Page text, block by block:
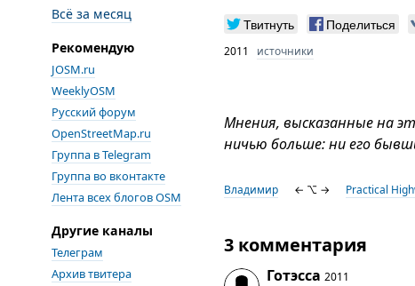
Всё за месяц
Рекомендую
JOSM.ru
WeeklyOSM
Русский форум
OpenStreetMap.ru
Группа в Telegram
Группа во вконтакте
Лента всех блогов OSM
Другие каналы
Телеграм
Архив твитера
Твитнуть Поделиться
2011 источники
Мнения, высказанные на
ничью больше: ни его
Владимир ← ⌥ → Practical
3 комментария
Готэсса 2011